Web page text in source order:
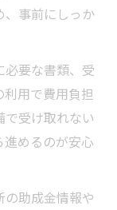
、事前にしっか
要な書類、受
用で費用負担
受け取れない
めるのが安心
助成金情報や